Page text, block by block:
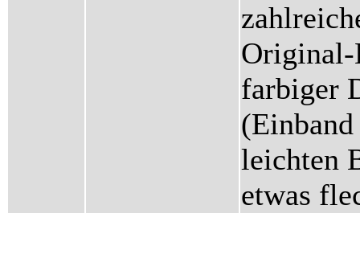
Original-
farbiger
leichten
etwas